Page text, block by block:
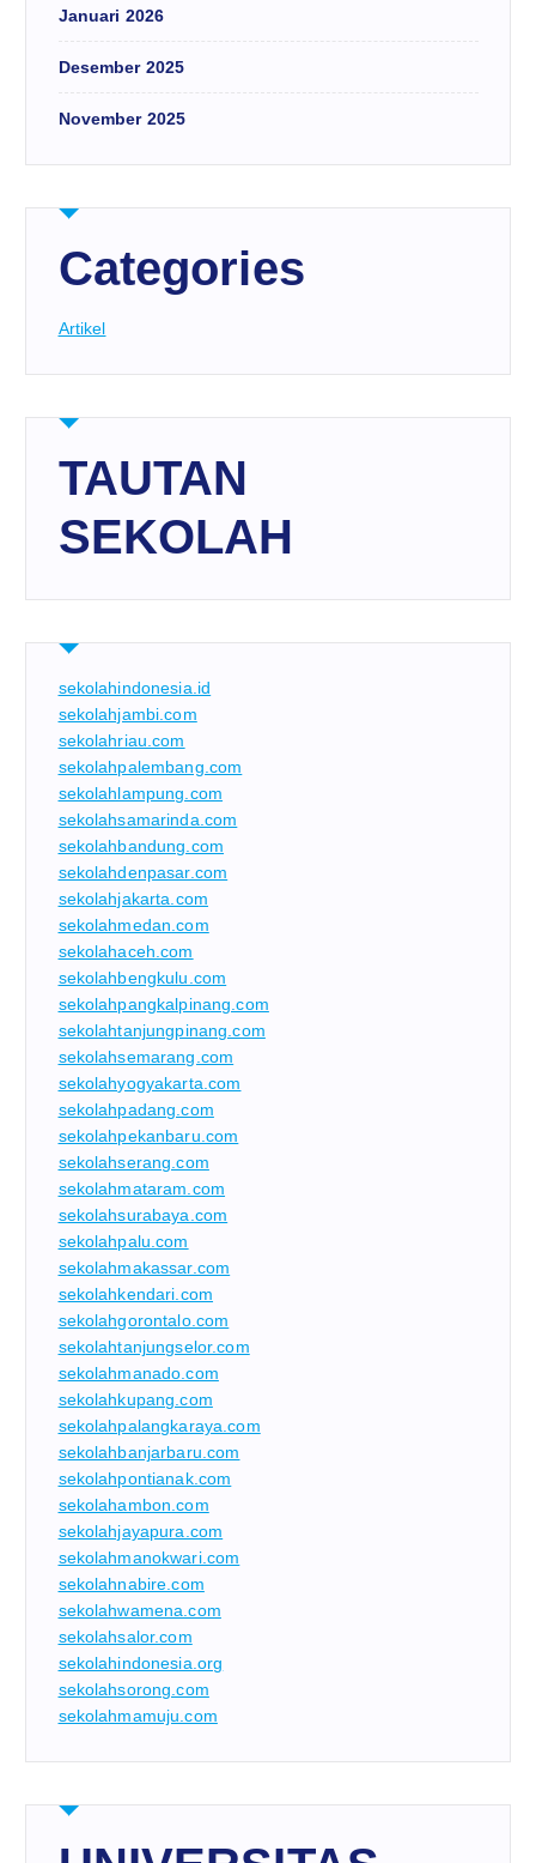
Januari 2026
Desember 2025
November 2025
Categories
Artikel
TAUTAN
SEKOLAH
sekolahindonesia.id
sekolahjambi.com
sekolahriau.com
sekolahpalembang.com
sekolahlampung.com
sekolahsamarinda.com
sekolahbandung.com
sekolahdenpasar.com
sekolahjakarta.com
sekolahmedan.com
sekolahaceh.com
sekolahbengkulu.com
sekolahpangkalpinang.com
sekolahtanjungpinang.com
sekolahsemarang.com
sekolahyogyakarta.com
sekolahpadang.com
sekolahpekanbaru.com
sekolahserang.com
sekolahmataram.com
sekolahsurabaya.com
sekolahpalu.com
sekolahmakassar.com
sekolahkendari.com
sekolahgorontalo.com
sekolahtanjungselor.com
sekolahmanado.com
sekolahkupang.com
sekolahpalangkaraya.com
sekolahbanjarbaru.com
sekolahpontianak.com
sekolahambon.com
sekolahjayapura.com
sekolahmanokwari.com
sekolahnabire.com
sekolahwamena.com
sekolahsalor.com
sekolahindonesia.org
sekolahsorong.com
sekolahmamuju.com